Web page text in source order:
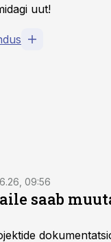
uut!
09:56
saab